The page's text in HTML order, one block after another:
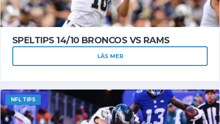
SPELTIPS 14/10 BRONCOS VS RAMS
LÄS MER
NFL TIPS